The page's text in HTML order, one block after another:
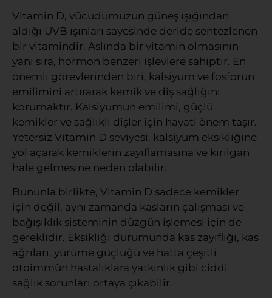
Vitamin D, vücudumuzun güneş ışığından
aldığı UVB ışınları sayesinde deride sentezlenen
bir vitamindir. Aslında bir vitamin olmasının
yanı sıra, hormon benzeri işlevlere sahiptir. En
önemli görevlerinden biri, kalsiyum ve fosforun
emilimini artırarak kemik ve diş sağlığını
korumaktır. Kalsiyumun emilimi, güçlü
kemikler ve sağlıklı dişler için hayati önem taşır.
Yetersiz Vitamin D seviyesi, kalsiyum eksikliğine
yol açarak kemiklerin zayıflamasına ve kırılgan
hale gelmesine neden olabilir.
Bununla birlikte, Vitamin D sadece kemikler
için değil, aynı zamanda kasların çalışması ve
bağışıklık sisteminin düzgün işlemesi için de
gereklidir. Eksikliği durumunda kas zayıflığı, kas
ağrıları, yürüme güçlüğü ve hatta çeşitli
otoimmün hastalıklara yatkınlık gibi ciddi
sağlık sorunları ortaya çıkabilir.